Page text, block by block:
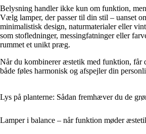
Belysning handler ikke kun om funktion,
Vælg lamper, der passer til din stil – uanset
minimalistisk design, naturmaterialer eller
som stofledninger, messingfatninger eller
rummet et unikt præg.
Når du kombinerer æstetik med funktion, får
både føles harmonisk og afspejler din
Lys på planterne: Sådan fremhæver du de
Lamper i balance – når funktion møder